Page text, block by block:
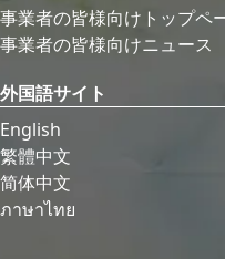
事業者の皆様向けトップペ
事業者の皆様向けニュース
外国語サイト
English
繁體中文
简体中文
ภาษาไทย